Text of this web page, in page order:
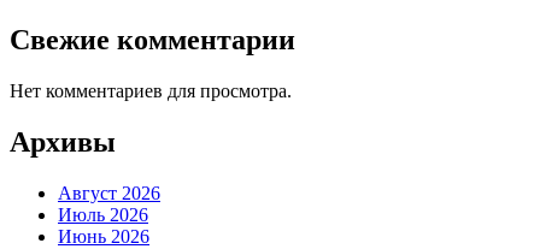
Свежие комментарии
Нет комментариев для просмотра.
Архивы
Август 2026
Июль 2026
Июнь 2026